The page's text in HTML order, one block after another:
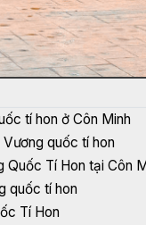
tí hon ở Côn Minh
quốc tí hon
Quốc Tí Hon tại Côn
quốc tí hon
Tí Hon